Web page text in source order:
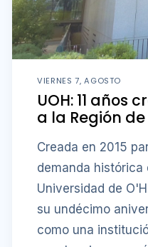
VIERNES 7, AGOSTO
UOH: 11 años
a la Región de
Creada en 2015
demanda histórica
Universidad de
su undécimo
como una